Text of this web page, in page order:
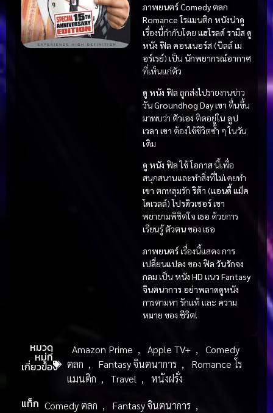
ภาพยนตร์Comedy ตลก
Romance โรแมนติก หนังน่าดู
เรื่องนี้กำกับโดย แฮโรลด์ รามิสดู
หนัง ฟิล คอนเนอร์ส (บิลล์ เม
อร์เรย์) เป็น นักพยากรณ์อากาศ
ที่เห็นแก่ตัว
ดู หนัง ฟิล ถูกส่งไปรายงานข่าว
วัน Groundhog Dayเขา ตื่นขึ้น
มาพบว่า ตัวเอง ติดอยู่ใน ลูป
เวลา เขา ต้องใช้ชีวิตซ้ำ ๆ ในวัน
เดิม
ดู หนัง ฟิลใช้โอกาสนี้เพื่อ
สนุกสนานและทำสิ่งที่ไม่เคยทำ
เขา ตกหลุมรัก ริต้า (แอนดี้ แม็ค
โดเวลล์)โปรดิวเซอร์เขา
พยายามพิชิตใจ เธอ ด้วยการ
เรียนรู้ตัวตนของ เธอ
ภาพยนตร์เรื่องนี้แสดง การ
เปลี่ยนแปลง ของ ฟิล วันรักจง
กลม เป็น หนัง HD แนว Fantasy
จินตนาการ อย่าพลาดดูหนัง
การตามหา รักแท้ และ ความ
หมาย ของ ชีวิต!
หมวด
หมู่ที่
เกี่ยวข้อง
Amazon Prime , Apple TV+ ,
Comedy
ตลก , Fantasy จินตนาการ ,
Romance โร
แมนติก , Travel , หนังฝรั่ง
แท็ก Comedy ตลก , Fantasy จินตนาการ ,